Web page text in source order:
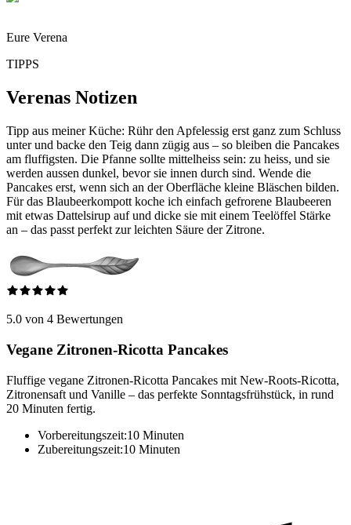
Eure Verena
TIPPS
Verenas Notizen
Tipp aus meiner Küche: Rühr den Apfelessig erst ganz zum Schluss
unter und backe den Teig dann zügig aus – so bleiben die Pancakes
am fluffigsten. Die Pfanne sollte mittelheiss sein: zu heiss, und sie
werden aussen dunkel, bevor sie innen durch sind. Wende die
Pancakes erst, wenn sich an der Oberfläche kleine Bläschen bilden.
Für das Blaubeerkompott koche ich einfach gefrorene Blaubeeren
mit etwas Dattelsirup auf und dicke sie mit einem Teelöffel Stärke
an – das passt perfekt zur leichten Säure der Zitrone.
5.0 von 4 Bewertungen
Vegane Zitronen-Ricotta Pancakes
Fluffige vegane Zitronen-Ricotta Pancakes mit New-Roots-Ricotta,
Zitronensaft und Vanille – das perfekte Sonntagsfrühstück, in rund
20 Minuten fertig.
Vorbereitungszeit:10 Minuten
Zubereitungszeit:10 Minuten